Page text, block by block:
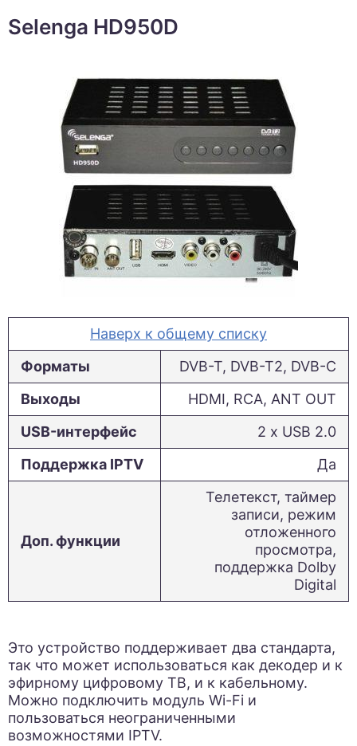
Selenga HD950D
Наверх к общему списку
Форматы
DVB-T, DVB-T2, DVB-C
Выходы
HDMI, RCA, ANT OUT
USB-интерфейс
2 х USB 2.0
Поддержка IPTV
Да
Доп. функции
Телетекст, таймер
записи, режим
отложенного
просмотра,
поддержка Dolby
Digital
Это устройство поддерживает два стандарта,
так что может использоваться как декодер и к
эфирному цифровому ТВ, и к кабельному.
Можно подключить модуль Wi-Fi и
пользоваться неограниченными
возможностями IPTV.